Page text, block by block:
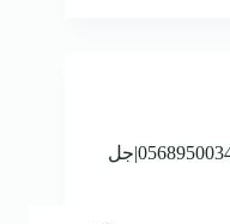
شركة مكافحة الحمام في ابوظبي |0568950034|جل